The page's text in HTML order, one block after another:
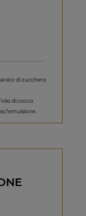
di zucchero
di cocco.
l’emulsione.